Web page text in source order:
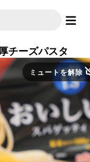
チーズパスタ
ミュートを解除